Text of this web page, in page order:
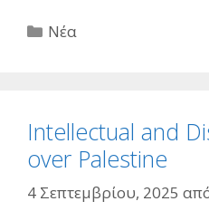
Κατηγορίες
Νέα
Intellectual and
over Palestine
4 Σεπτεμβρίου, 2025